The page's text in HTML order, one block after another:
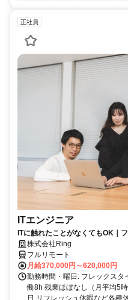
正社員
ITエンジニア
ITに触れたことがなくてもOK｜
株式会社Ring
フルリモート
月給370,000円～620,000円
勤務時間・曜日: フレックス
働8h 残業ほぼなし（月平均5